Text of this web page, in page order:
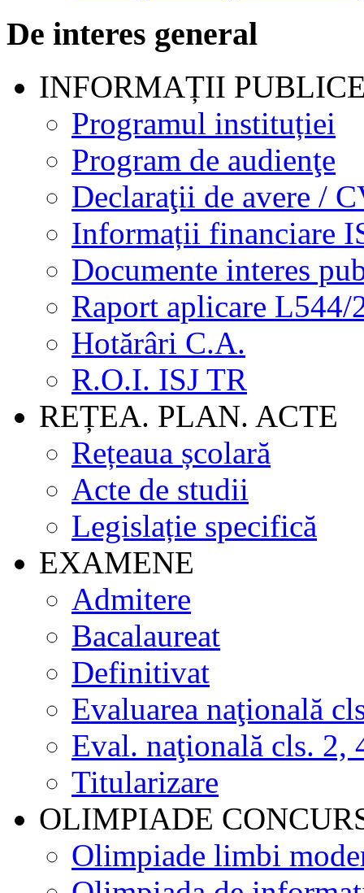
De interes general
INFORMAȚII
Programul instituției
Program de audienţe
Declaraţii de avere /
Informații financiare
Documente interes
Raport aplicare L544/
Hotărâri C.A.
R.O.I. ISJ TR
REȚEA. PLAN. ACTE
Rețeaua școlară
Acte de studii
Legislație specifică
EXAMENE
Admitere
Bacalaureat
Definitivat
Evaluarea naţională
Eval. naţională cls. 2,
Titularizare
OLIMPIADE
Olimpiade limbi